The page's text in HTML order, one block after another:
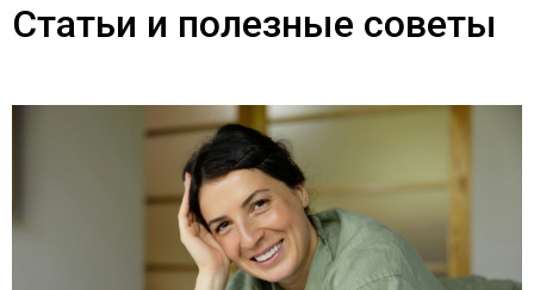
Статьи и полезные советы